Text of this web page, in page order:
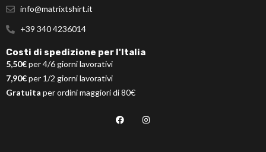
info@matrixtshirt.it
+39 340 4236014
Costi di spedizione per l'Italia
5,50€per 4/6 giorni lavorativi
7,90€per 1/2 giorni lavorativi
Gratuita per ordini maggiori di 80€